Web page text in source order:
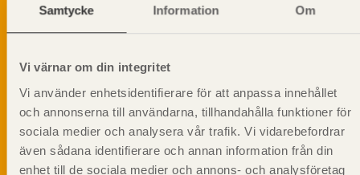
Samtycke Information Om
Vi värnar om din integritet
Vi använder enhetsidentifierare för att anpassa innehållet
och annonserna till användarna, tillhandahålla funktioner för
sociala medier och analysera vår trafik. Vi vidarebefordrar
även sådana identifierare och annan information från din
enhet till de sociala medier och annons- och analysföretag